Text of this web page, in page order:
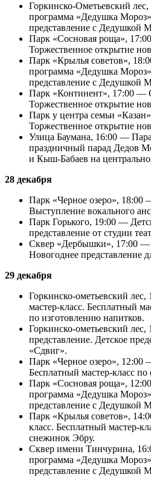
Горкинско-Ометьевский
программа «Дедушка
представление с Дедушкой
Парк «Сосновая роща»,
Торжественное открытие
Парк «Крылья советов»,
программа «Дедушка
представление с Дедушкой
Парк «Континент», 17:00 —
Торжественное открытие
Парк у центра семьи
Торжественное открытие
Улица Баумана, 16:00 —
праздничный парад Дедов
и Кыш-Бабаев на
28 декабря
Парк «Черное озеро», 18:00
Выступление вокального
Парк Горького, 19:00 —
представление от студии
Сквер «Дербышки», 17:00 —
Новогоднее представление
29 декабря
Горкинско-омeтьевский
мастер-класс. Бесплатный
по изготовлению напитков.
Горкинско-омeтьевский
представление. Детское
«Сдвиг».
Парк «Черное озеро», 12:00
Бесплатный мастер-класс
Парк «Сосновая роща»,
программа «Дедушка
представление с Дедушкой
Парк «Крылья советов»,
класс. Бесплатный мастер-
снежинок Эбру.
Сквер имени Тинчурина,
программа «Дедушка
представление с Дедушкой